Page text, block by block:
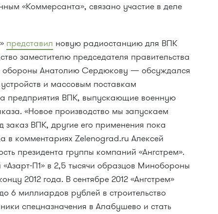
«Коммерсанта», связано участие в деле
представил новую радиостанцию для ВПК
заместителю председателя правительства
обороны Анатолию Сердюкову — обсуждался
и массовым поставкам
предприятия ВПК, выпускающие военную
«Новое производство мы запускаем
ВПК, другие его применения пока
в комментариях Zelenograd.ru Алексей
президента группы компаний «Ангстрем».
П1» в 2,5 тысячи образцов Минобороны
2012 года. В сентябре 2012 «Ангстрем»
6 миллиардов рублей в строительство
спецназначения в Алабушево и стать